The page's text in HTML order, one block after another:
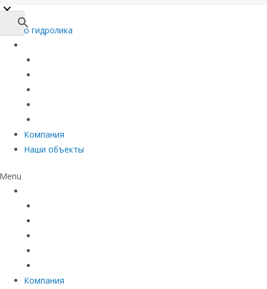
Компания
Наши объекты
Menu
Компания